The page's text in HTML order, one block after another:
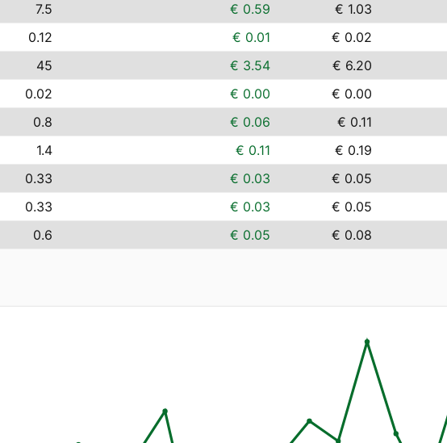
7.5 € 0.59 € 1.03
0.12 € 0.01 € 0.02
45 € 3.54 € 6.20
0.02 € 0.00 € 0.00
0.8 € 0.06 € 0.11
1.4 € 0.11 € 0.19
0.33 € 0.03 € 0.05
0.33 € 0.03 € 0.05
0.6 € 0.05 € 0.08